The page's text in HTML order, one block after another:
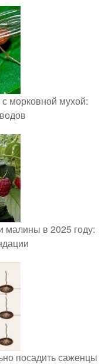
морковной мухой:
малины в 2025 году:
посадить саженцы